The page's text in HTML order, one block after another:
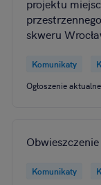
projektu
skweru
Komunikaty
Ogłoszenie
Komunikaty